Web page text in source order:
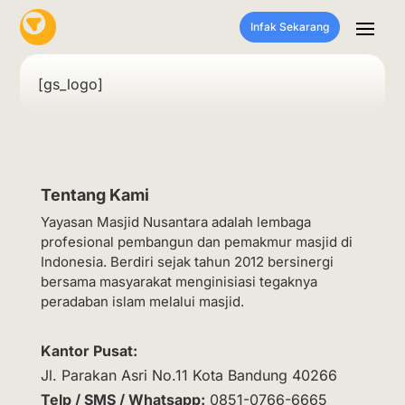
Infak Sekarang
[gs_logo]
Tentang Kami
Yayasan Masjid Nusantara adalah lembaga
profesional pembangun dan pemakmur masjid di
Indonesia. Berdiri sejak tahun 2012 bersinergi
bersama masyarakat menginisiasi tegaknya
peradaban islam melalui masjid.
Kantor Pusat:
Jl. Parakan Asri No.11 Kota Bandung 40266
Telp / SMS / Whatsapp: 0851-0766-6665